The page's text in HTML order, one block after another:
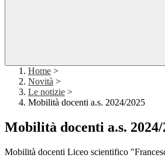
Home >
Novità >
Le notizie >
Mobilità docenti a.s. 2024/2025
Mobilità docenti a.s. 2024/
Mobilità docenti Liceo scientifico